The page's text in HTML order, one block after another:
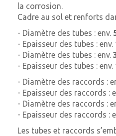
la corrosion.
Cadre au sol et renforts
- Diamètre des tubes : env.
- Epaisseur des tubes : env.
- Diamètre des tubes : env.
- Epaisseur des tubes : env.
- Diamètre des raccords :
- Epaisseur des raccords :
- Diamètre des raccords :
- Epaisseur des raccords :
Les tubes et raccords